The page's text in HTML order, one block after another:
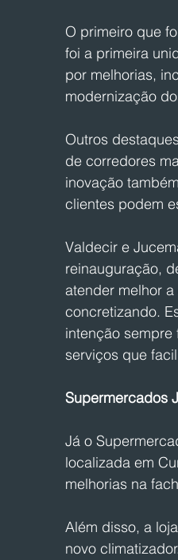
O primeiro que
foi a primeira
por melhorias,
modernização
Outros
de corredores
inovação
clientes podem
Valdecir e
reinauguração,
atender melhor
concretizando.
intenção
serviços que
Supermercados
Já o
localizada em
melhorias na
Além disso, a
novo